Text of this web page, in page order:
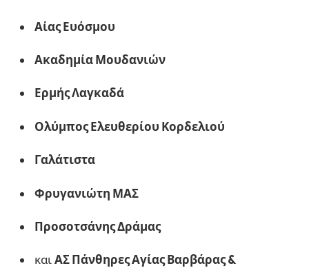
Αίας Ευόσμου
Ακαδημία Μουδανιών
Ερμής Λαγκαδά
Ολύμπος Ελευθερίου Κορδελιού
Γαλάτιστα
Φρυγανιώτη ΜΑΣ
Προσοτσάνης Δράμας
καιΑΣ Πάνθηρες Αγίας Βαρβάρας &